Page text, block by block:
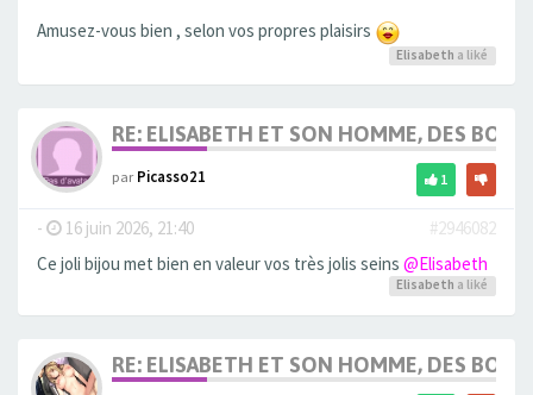
Amusez-vous bien , selon vos propres plaisirs
Elisabeth a liké
RE: ELISABETH ET SON HOMME, DES
parPicasso21 1
- 16 juin 2026, 21:40
#2946082
Ce joli bijou met bien en valeur vos très jolis seins @Elisabeth
Elisabeth a liké
RE: ELISABETH ET SON HOMME, DES